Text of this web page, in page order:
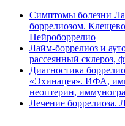
Симптомы болезни
боррелиозом.
Нейроборрелио
Лайм-боррелиоз и
рассеянный склероз,
Диагностика
«Эхинацея». ИФА,
неоптерин,
Лечение боррелиоза.